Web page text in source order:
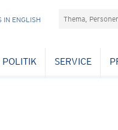
IN ENGLISH Suchefeld
SERVICE